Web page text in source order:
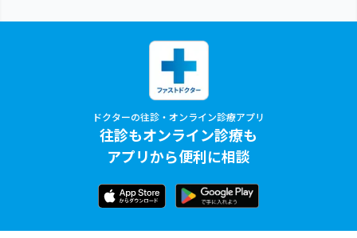
ドクターの往診・オンライン診療アプリ
往診もオンライン診療も
アプリから便利に相談